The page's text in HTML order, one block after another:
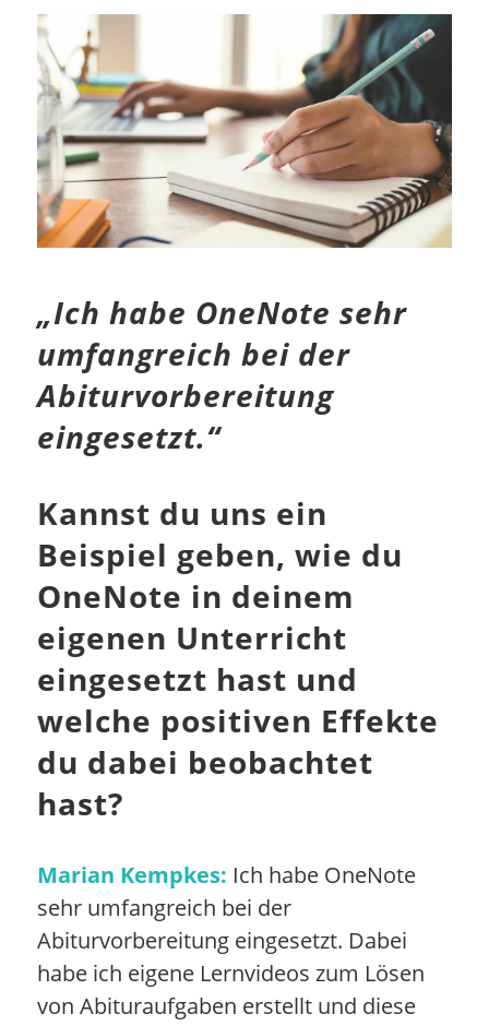
„Ich habe OneNote sehr
umfangreich bei der
Abiturvorbereitung
eingesetzt.“
Kannst du uns ein
Beispiel geben, wie du
OneNote in deinem
eigenen Unterricht
eingesetzt hast und
welche positiven Effekte
du dabei beobachtet
hast?
Marian Kempkes: Ich habe OneNote
sehr umfangreich bei der
Abiturvorbereitung eingesetzt. Dabei
habe ich eigene Lernvideos zum Lösen
von Abituraufgaben erstellt und diese